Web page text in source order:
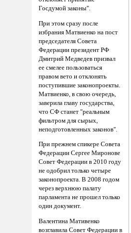
Госдумой законы".
При этом сразу после
избрания Матвиенко на пост
председателя Совета
Федерации президент РФ
Дмитрий Медведев призвал
ее смелее пользоваться
правом вето и отклонять
поступившие законопроекты.
Матвиенко, в свою очередь,
заверила главу государства,
что СФ станет "реальным
фильтром для сырых,
неподготовленных законов".
При прежнем спикере Совета
Федерации Сергее Миронове
Совет Федерации в 2010 году
не одобрил только четыре
законопроекта. В 2008 годом
через верхнюю палату
парламента не прошел только
один документ.
Валентина Мативенко
возглавила Совет Федерации в